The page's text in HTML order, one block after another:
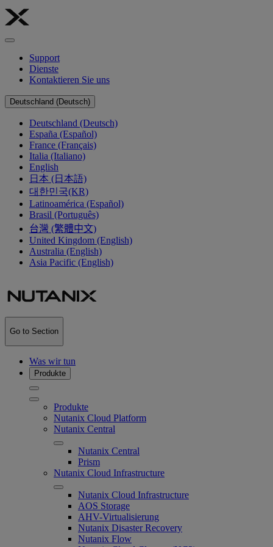
Support
Dienste
Kontaktieren Sie uns
Deutschland (Deutsch)
Deutschland (Deutsch)
España (Español)
France (Français)
Italia (Italiano)
English
日本 (日本語)
대한민국(KR)
Latinoamérica (Español)
Brasil (Português)
台灣 (繁體中文)
United Kingdom (English)
Australia (English)
Asia Pacific (English)
Go to Section
Was wir tun
Produkte
Produkte
Nutanix Cloud Platform
Nutanix Central
Nutanix Central
Prism
Nutanix Cloud Infrastructure
Nutanix Cloud Infrastructure
AOS Storage
AHV-Virtualisierung
Nutanix Disaster Recovery
Nutanix Flow